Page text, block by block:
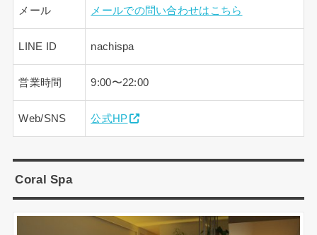
メール メールでの問い合わせはこちら
LINE ID nachispa
営業時間 9:00〜22:00
Web/SNS 公式HP
Coral Spa